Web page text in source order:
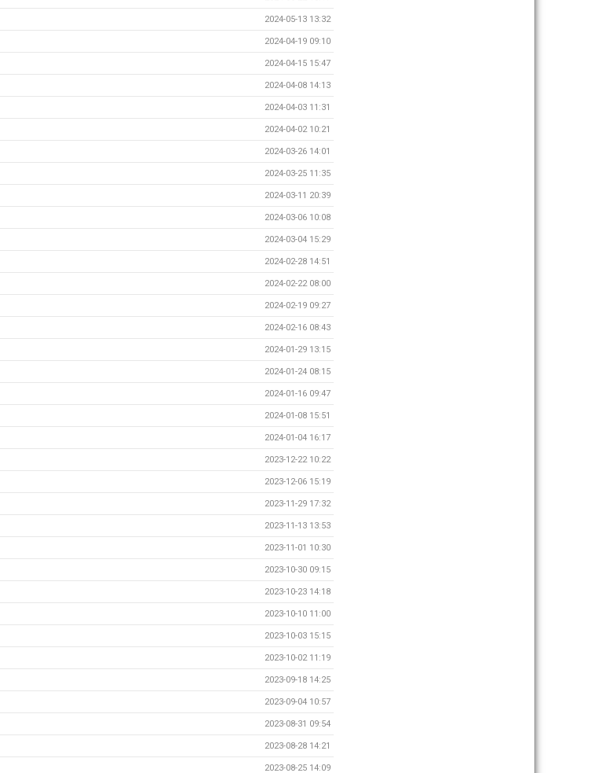
2024-05-13 13:32
2024-04-19 09:10
2024-04-15 15:47
2024-04-08 14:13
2024-04-03 11:31
2024-04-02 10:21
2024-03-26 14:01
2024-03-25 11:35
2024-03-11 20:39
2024-03-06 10:08
2024-03-04 15:29
2024-02-28 14:51
2024-02-22 08:00
2024-02-19 09:27
2024-02-16 08:43
2024-01-29 13:15
2024-01-24 08:15
2024-01-16 09:47
2024-01-08 15:51
2024-01-04 16:17
2023-12-22 10:22
2023-12-06 15:19
2023-11-29 17:32
2023-11-13 13:53
2023-11-01 10:30
2023-10-30 09:15
2023-10-23 14:18
2023-10-10 11:00
2023-10-03 15:15
2023-10-02 11:19
2023-09-18 14:25
2023-09-04 10:57
2023-08-31 09:54
2023-08-28 14:21
2023-08-25 14:09